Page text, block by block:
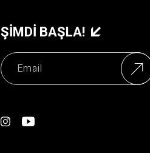
ŞIMDI BAŞLA!